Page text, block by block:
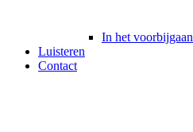
In het voorbijgaan
Luisteren
Contact